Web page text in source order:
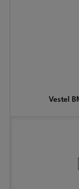
Vestel